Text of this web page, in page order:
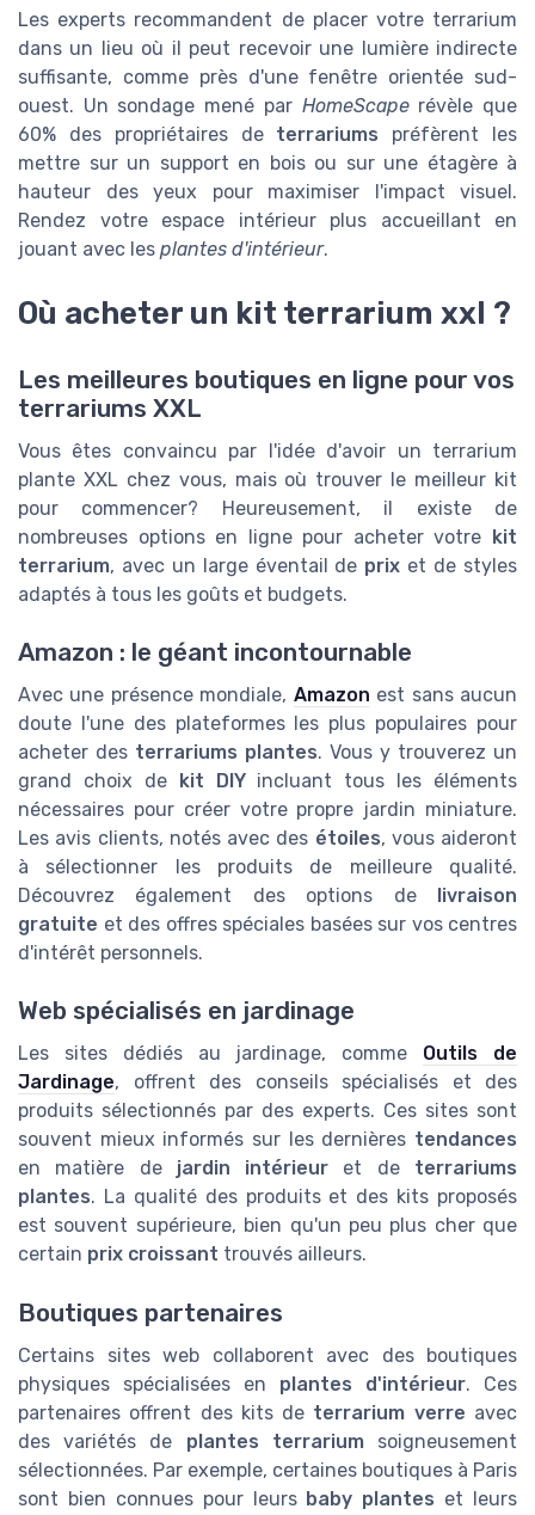
Les experts recommandent de placer votre terrarium
dans un lieu où il peut recevoir une lumière indirecte
suffisante, comme près d'une fenêtre orientée sud-
ouest. Un sondage mené par HomeScaperévèle que
60% des propriétaires de terrariums préfèrent les
mettre sur un support en bois ou sur une étagère à
hauteur des yeux pour maximiser l'impact visuel.
Rendez votre espace intérieur plus accueillant en
jouant avec les plantes d'intérieur.
Où acheter un kit terrarium xxl ?
Les meilleures boutiques en ligne pour vos
terrariums XXL
Vous êtes convaincu par l'idée d'avoir un terrarium
plante XXL chez vous, mais où trouver le meilleur kit
pour commencer? Heureusement, il existe de
nombreuses options en ligne pour acheter votre kit
terrarium, avec un large éventail de prix et de styles
adaptés à tous les goûts et budgets.
Amazon : le géant incontournable
Avec une présence mondiale, Amazon est sans aucun
doute l'une des plateformes les plus populaires pour
acheter des terrariums plantes. Vous y trouverez un
grand choix de
kit DIYincluant tous les éléments
nécessaires pour créer votre propre jardin miniature.
Les avis clients, notés avec des étoiles, vous aideront
à sélectionner les produits de meilleure qualité.
Découvrez également des options de
livraison
gratuite et des offres spéciales basées sur vos centres
d'intérêt personnels.
Web spécialisés en jardinage
Les sites dédiés au jardinage, comme Outils de
Jardinage, offrent des conseils spécialisés et des
produits sélectionnés par des experts. Ces sites sont
souvent mieux informés sur les dernières tendances
en matière de jardin intérieur et de terrariums
plantes. La qualité des produits et des kits proposés
est souvent supérieure, bien qu'un peu plus cher que
certain prix croissant trouvés ailleurs.
Boutiques partenaires
Certains sites web collaborent avec des boutiques
physiques spécialisées en plantes d'intérieur. Ces
partenaires offrent des kits de terrarium verre avec
des variétés de plantes terrariumsoigneusement
sélectionnées. Par exemple, certaines boutiques à Paris
sont bien connues pour leurs baby plantes et leurs